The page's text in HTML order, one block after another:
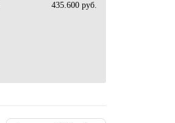
435.600 руб.